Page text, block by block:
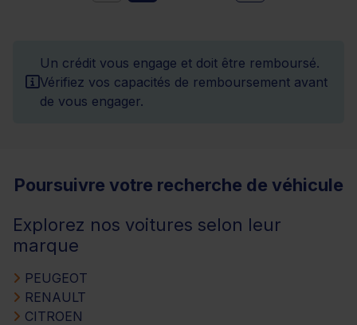
Un crédit vous engage et doit être remboursé.
Vérifiez vos capacités de remboursement avant
de vous engager.
Poursuivre votre recherche de véhicule
Explorez nos voitures selon leur
marque
PEUGEOT
RENAULT
CITROEN